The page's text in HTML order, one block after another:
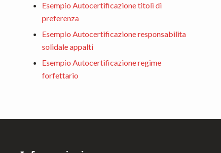
Esempio Autocertificazione titoli di
preferenza
Esempio Autocertificazione responsabilita
solidale appalti
Esempio Autocertificazione regime
forfettario